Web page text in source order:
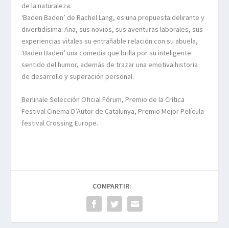
de la naturaleza.
‘Baden Baden’ de Rachel Lang, es una propuesta delirante y
divertidísima: Ana, sus novios, sus aventuras laborales, sus
experiencias vitales su entrañable relación con su abuela,
‘Baden Baden’ una comedia que brilla por su inteligente
sentido del humor, además de trazar una emotiva historia
de desarrollo y superación personal.
Berlinale Selección Oficial Fórum, Premio de la Crítica
Festival Cinema D’Autor de Catalunya, Premio Mejor Película
festival Crossing Europe.
COMPARTIR: